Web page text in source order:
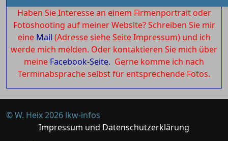
Haben Sie Interesse an einem Firmenportrait oder
Fotoshooting auf meiner Website? Schreiben Sie mir
eine Mail (Adresse siehe Seite Impressum) und ich
werde mich melden. Oder kontaktieren Sie mich über
meine Facebook-Seite. Gerne komme ich nach
Terminabsprache selbst für entsprechende Fotos.
© W. Heix 2026 lkw-infos
Impressum und Datenschutzerklärung